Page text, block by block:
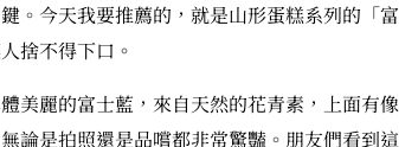
。今天我要推薦的，就是山形蛋糕系列的「富
捨不得下口。
美麗的富士藍，來自天然的花青素，上面有像
論是拍照還是品嚐都非常驚豔。朋友們看到這